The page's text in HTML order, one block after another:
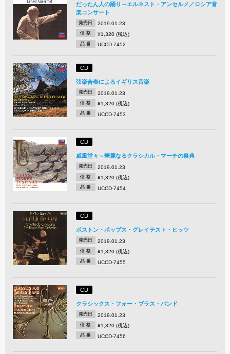
だったん人の踊り～エルネスト・アンセルメ／ロシア音
楽コンサート
発売日 2019.01.23
価 格 ¥1,320 (税込)
品 番 UCCD-7452
CD
弦楽合奏によるイギリス音楽
発売日 2019.01.23
価 格 ¥1,320 (税込)
品 番 UCCD-7453
CD
威風堂々～華麗なるクラシカル・マーチの祭典
発売日 2019.01.23
価 格 ¥1,320 (税込)
品 番 UCCD-7454
CD
ボストン・ポップス・グレイテスト・ヒッツ
発売日 2019.01.23
価 格 ¥1,320 (税込)
品 番 UCCD-7455
CD
クラシックス・フォー・ブラス・バンド
発売日 2019.01.23
価 格 ¥1,320 (税込)
品 番 UCCD-7456